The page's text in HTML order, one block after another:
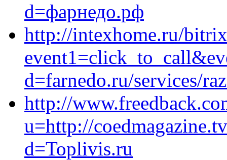
d=фарнедо.рф
http://intexhome.ru/
d=farnedo.ru/services/
http://
u=http://
d=Toplivis.ru